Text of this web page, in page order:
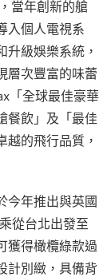
當年創新的艙
入個人電視系
級娛樂系統，
層次豐富的味蕾
「全球最佳豪華
餐飲」及「最佳
越的飛行品質，
今年推出與英國
從台北出發至
獲得橄欖綠款過
計別緻，具備背